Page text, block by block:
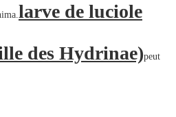
larve de luciole
des Hydrinae)peut